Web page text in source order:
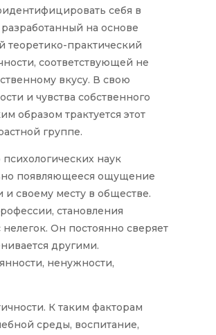
себя в
на основе
теоретико-практический
соответствующей не
вкусу. В свою
и чувства собственного
образом трактуется этот
группе.
наук
появляющееся ощущение
своему месту в обществе.
становления
Он постоянно сверяет
другими.
ненужности,
К таким факторам
среды, воспитание,